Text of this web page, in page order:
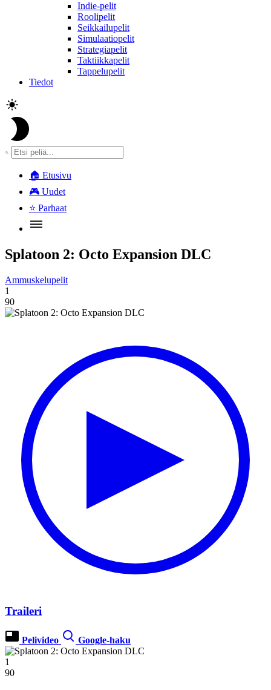
Indie-pelit
Roolipelit
Seikkailupelit
Simulaatiopelit
Strategiapelit
Taktiikkapelit
Tappelupelit
Tiedot
🏠 Etusivu
🎮 Uudet
⭐ Parhaat
Splatoon 2: Octo Expansion DLC
Ammuskelupelit
1
90
Traileri
Pelivideo Google-haku
1
90